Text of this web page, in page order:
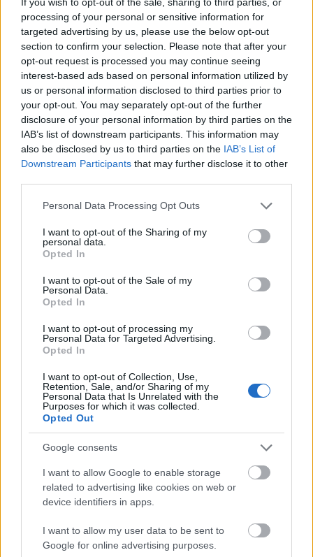
processing of your personal or sensitive information for
targeted advertising by us, please use the below opt-out
section to confirm your selection. Please note that after your
opt-out request is processed you may continue seeing
interest-based ads based on personal information utilized by
us or personal information disclosed to third parties prior to
your opt-out. You may separately opt-out of the further
disclosure of your personal information by third parties on the
IAB’s list of downstream participants. This information may
also be disclosed by us to third parties on the IAB’s List of
Downstream Participants that may further disclose it to other
Please note that this website/app uses one or more Google
not limited to your visit or usage behaviour. You may click to
grant or deny consent to Google and its third-party tags to
use your data for below specified purposes in below Google
consent section.
Personal Data Processing Opt Outs
I want to opt-out of the Sharing of my
personal data.
Opted In
I want to opt-out of the Sale of my
Personal Data.
Opted In
I want to opt-out of processing my
Personal Data for Targeted Advertising.
Opted In
I want to opt-out of Collection, Use,
Retention, Sale, and/or Sharing of my
Personal Data that Is Unrelated with the
Purposes for which it was collected.
Opted Out
Google consents
I want to allow Google to enable storage
related to advertising like cookies on web or
device identifiers in apps.
I want to allow my user data to be sent to
Google for online advertising purposes.
választásnak örül"
szinhazhu• 2012. július 01.
A magyar színházi életben szokatlan
kezdeményezéssel készül a szeptemberben kezdődő
évadra a Miskolci Nemzeti Színház: egy egész
évadon át tartó élő kapcsolatot szeretnének
kialakítani egy kortárs drámaíró és a teátrum, illetve
a város között. Idén Háy Jánosra esett a választés. A
drámaíróval…
Kánikula helyett hallgassunk
operettslágereket
szinhazhu•2012. július 01.
Július elsején ünnepi gálaműsort szerveznek Gödöllő
különleges helyszínén, közkedvelt művészekkel.
a már hagyománnyá vált Királyi Operettgála
produkció. Fellép többek között Csere László.